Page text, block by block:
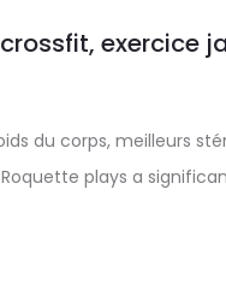
exercice
du corps, meilleurs
plays a